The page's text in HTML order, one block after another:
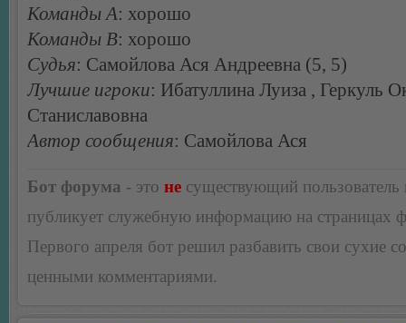
Команды А: хорошо
Команды В: хорошо
Судья: Самойлова Ася Андреевна (5, 5)
Лучшие игроки: Ибатуллина Луиза , Геркуль
Станиславовна
Автор сообщения: Самойлова Ася
Бот форума - это не существующий пользователь
публикует служебную информацию на страницах
Первого апреля бот решил разбавить свои сухие
ценными комментариями.